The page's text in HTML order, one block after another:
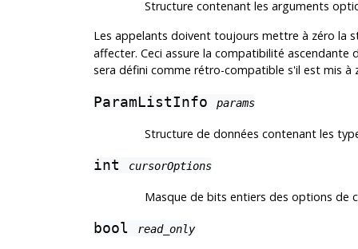
Structure contenant les arguments
Les appelants doivent toujours mettre à zéro la
affecter. Ceci assure la compatibilité
sera défini comme rétro-compatible s'il est mis à
ParamListInfo params
Structure de données contenant les
int cursorOptions
Masque de bits entiers des options de
bool read_only